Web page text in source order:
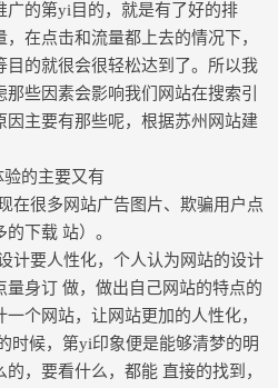
广的第yi目的，就是有了好的排
在点击和流量都上去的情况下，
的就很会很轻松达到了。所以我
些因素会影响我们网站在搜索引
因主要有那些呢，根据苏州网站建
的主要又有
很多网站广告图片、欺骗用户点
下载 站）。
要人性化，个人认为网站的设计
身订 做，做出自己网站的特点的
个网站，让网站更加的人性化，
时候，第yi印象便是能够清梦的明
，要看什么，都能 直接的找到，